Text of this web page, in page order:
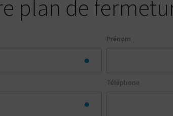
plan de
Prénom
Téléphone